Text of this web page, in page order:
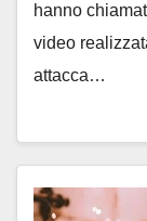
hanno
video
attacca…